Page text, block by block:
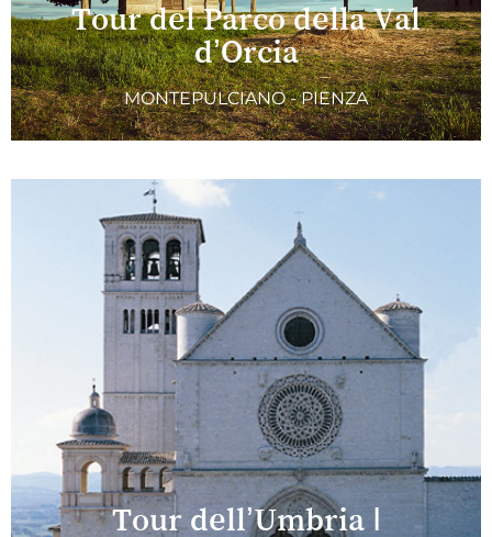
Tour del Parco della Val
d’Orcia
MONTEPULCIANO - PIENZA
Tour dell’Umbria I